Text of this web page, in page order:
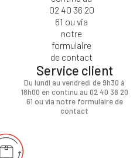
Service client
Du lundi au vendredi de 9h30 à
18h00 en continu au 02 40 36 20
61 ou via notre formulaire de
contact